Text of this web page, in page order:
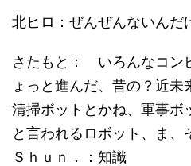
北ヒロ：ぜんぜんないんだ
さたもと： いろんなコン
ょっと進んだ、昔の？近未
清掃ボットとかね、軍事ボ
と言われるロボット、ま、
Ｓｈｕｎ．：知識